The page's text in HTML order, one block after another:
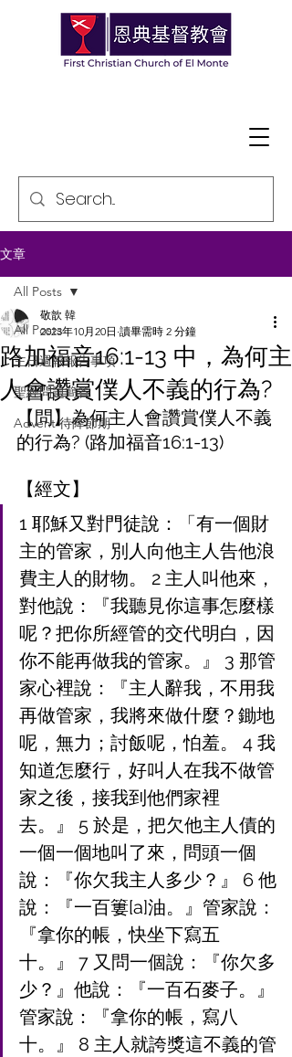
文章
All Posts
主日週報報告事項
聖經問題簡答
Advent 待降節期
All Posts
路加福音16:1-13 中，為何主
人會讚賞僕人不義的行為?
敬歆 韓
2023年10月20日 讀畢需時 2 分鐘
【問】為何主人會讚賞僕人不義
的行為? (路加福音16:1-13)
【經文】
1 耶穌又對門徒說：「有一個財
主的管家，別人向他主人告他浪
費主人的財物。 2 主人叫他來，
對他說：『我聽見你這事怎麼樣
呢？把你所經管的交代明白，因
你不能再做我的管家。』 3 那管
家心裡說：『主人辭我，不用我
再做管家，我將來做什麼？鋤地
呢，無力；討飯呢，怕羞。 4 我
知道怎麼行，好叫人在我不做管
家之後，接我到他們家裡
去。』 5 於是，把欠他主人債的
一個一個地叫了來，問頭一個
說：『你欠我主人多少？』 6 他
說：『一百簍[a]油。』管家說：
『拿你的帳，快坐下寫五
十。』 7 又問一個說：『你欠多
少？』他說：『一百石麥子。』
管家說：『拿你的帳，寫八
十。』 8 主人就誇獎這不義的管